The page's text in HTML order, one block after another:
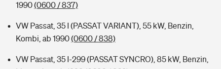
1990(0600 / 837)
VW Passat, 35 I (PASSAT VARIANT), 55 kW, Benzin,
Kombi, ab 1990(0600 / 838)
VW Passat, 35 I-299 (PASSAT SYNCRO), 85 kW, Benzin,